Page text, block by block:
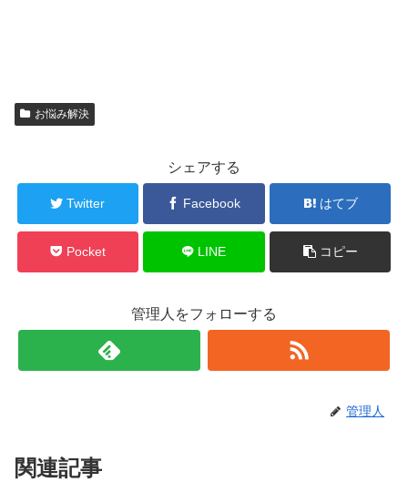
お悩み解決
シェアする
Twitter Facebook はてブ
Pocket LINE コピー
管理人をフォローする
管理人
関連記事